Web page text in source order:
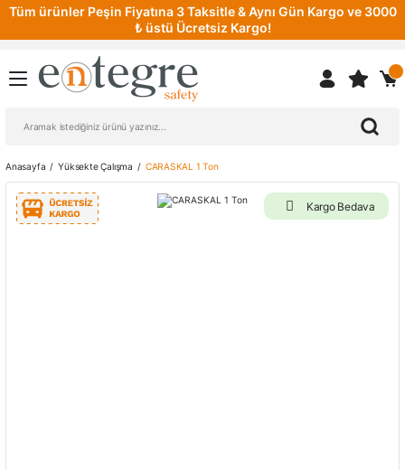
Tüm ürünler Peşin Fiyatına 3 Taksitle & Aynı Gün Kargo ve 3000
₺ üstü Ücretsiz Kargo!
Anasayfa Yüksekte Çalışma CARASKAL 1 Ton
Kargo Bedava